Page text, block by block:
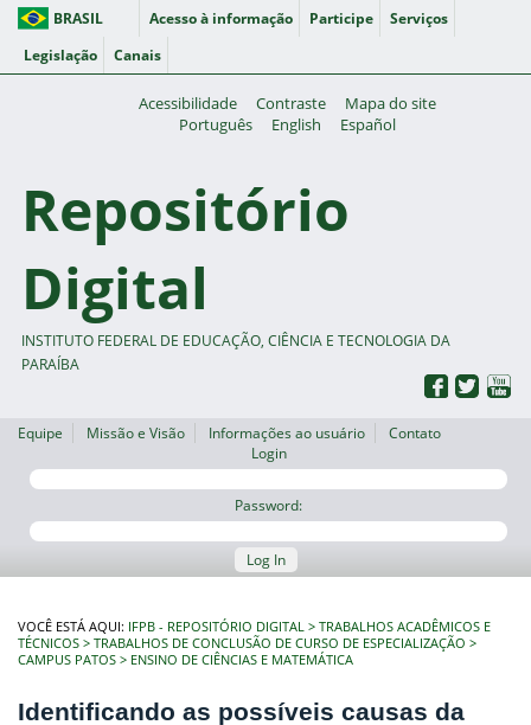
BRASIL Acesso à informação Participe
Serviços
Legislação
Canais
Acessibilidade Contraste
Mapa do site
Português
English Español
Repositório
Digital
INSTITUTO FEDERAL DE EDUCAÇÃO, CIÊNCIA E TECNOLOGIA DA
PARAÍBA
Equipe Missão e Visão Informações ao usuário
Contato
Login
Password:
Log In
VOCÊ ESTÁ AQUI: IFPB - REPOSITÓRIO DIGITAL
TRABALHOS ACADÊMICOS E
TÉCNICOS
TRABALHOS DE CONCLUSÃO DE CURSO DE ESPECIALIZAÇÃO
CAMPUS PATOS
ENSINO DE CIÊNCIAS E MATEMÁTICA
Identificando as possíveis causas da